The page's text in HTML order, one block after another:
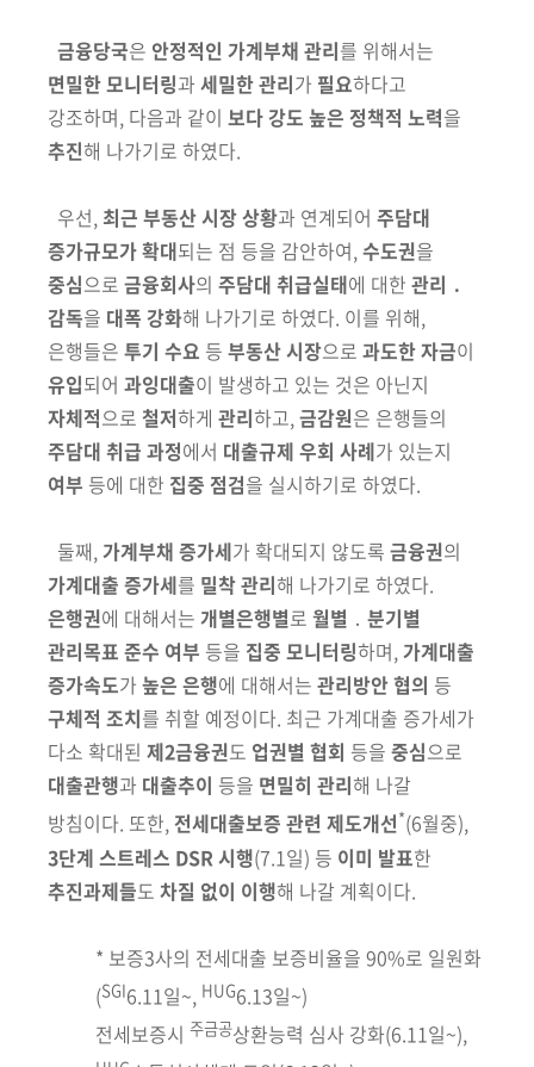
금융당국은 안정적인 가계부채 관리를 위해서는
면밀한 모니터링과 세밀한 관리가 필요하다고
강조하며, 다음과 같이 보다 강도 높은 정책적 노력을
추진해 나가기로 하였다.
우선, 최근 부동산 시장 상황과 연계되어 주담대
증가규모가 확대되는 점 등을 감안하여,수도권을
중심으로 금융회사의 주담대 취급실태에 대한 관리 ․
감독을 대폭 강화해 나가기로 하였다. 이를 위해,
은행들은 투기 수요 등 부동산 시장으로 과도한 자금이
유입되어 과잉대출이 발생하고 있는 것은 아닌지
자체적으로 철저하게 관리하고,금감원은 은행들의
주담대 취급 과정에서 대출규제 우회 사례가 있는지
여부 등에 대한 집중 점검을 실시하기로 하였다.
둘째,가계부채 증가세가 확대되지 않도록 금융권의
가계대출 증가세를 밀착 관리해 나가기로 하였다.
은행권에 대해서는 개별은행별로 월별 ․ 분기별
관리목표 준수 여부 등을 집중 모니터링하며,가계대출
증가속도가 높은 은행에 대해서는 관리방안 협의 등
구체적 조치를 취할 예정이다. 최근 가계대출 증가세가
다소 확대된 제2금융권도 업권별 협회 등을 중심으로
대출관행과 대출추이 등을 면밀히 관리해 나갈
방침이다. 또한,전세대출보증 관련 제도개선*(6월중),
3단계 스트레스 DSR 시행(7.1일) 등 이미 발표한
추진과제들도 차질 없이 이행해 나갈 계획이다.
* 보증3사의 전세대출 보증비율을 90%로 일원화
(SGI6.11일~, HUG6.13일~)
전세보증시 주금공상환능력 심사 강화(6.11일~),